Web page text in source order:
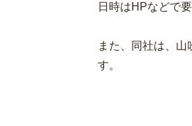
日時はHPなどで要
また、同社は、
す。